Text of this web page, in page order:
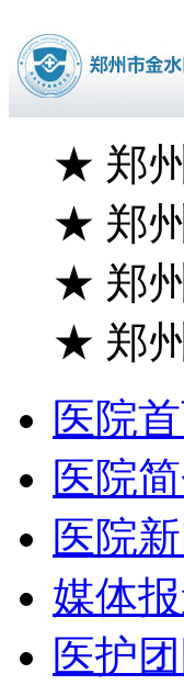
★ 郑
★ 郑
★ 郑
★ 郑
医院
医院
医院
媒体
医护